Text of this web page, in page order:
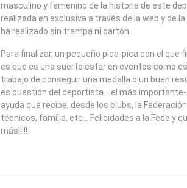
masculino y femenino de la historia de este
realizada en exclusiva a través de la web y de
ha realizado sin trampa ni cartón.
Para finalizar, un pequeño pica-pica con el que
es que es una suerte estar en eventos como
trabajo de conseguir una medalla o un buen
es cuestión del deportista –el más importante-
ayuda que recibe, desde los clubs, la
técnicos, familia, etc… Felicidades a la Fede y
más!!!!!